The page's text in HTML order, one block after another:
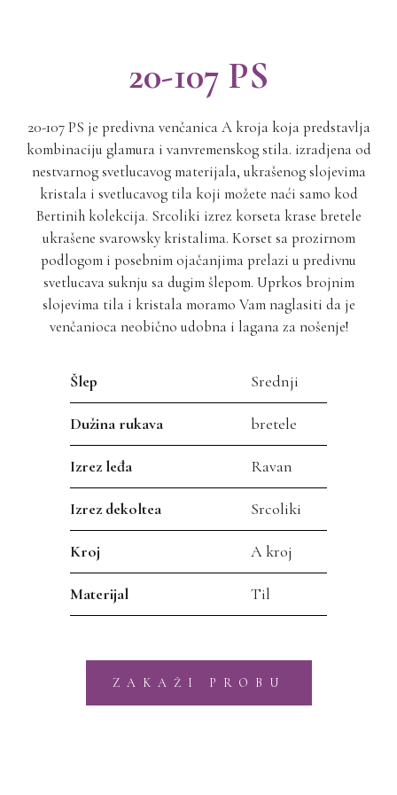
20-107 PS
20-107 PS je predivna venčanica A kroja koja predstavlja
kombinaciju glamura i vanvremenskog stila. izradjena od
nestvarnog svetlucavog materijala, ukrašenog slojevima
kristala i svetlucavog tila koji možete naći samo kod
Bertinih kolekcija. Srcoliki izrez korseta krase bretele
ukrašene svarowsky kristalima. Korset sa prozirnom
podlogom i posebnim ojačanjima prelazi u predivnu
svetlucava suknju sa dugim šlepom. Uprkos brojnim
slojevima tila i kristala moramo Vam naglasiti da je
venčanioca neobično udobna i lagana za nošenje!
Šlep Srednji
Dužina rukava bretele
Izrez leđa Ravan
Izrez dekoltea Srcoliki
Kroj A kroj
Materijal Til
ZAKAŽI PROBU